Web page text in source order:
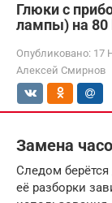
Глюки с
лампы) на 80
Опубликовано: 17
Алексей Смирнов
Замена
Следом
её разборки